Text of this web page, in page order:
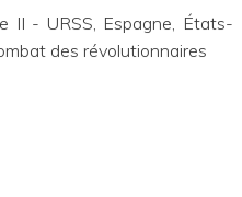
II - URSS, Espagne, États-
des révolutionnaires